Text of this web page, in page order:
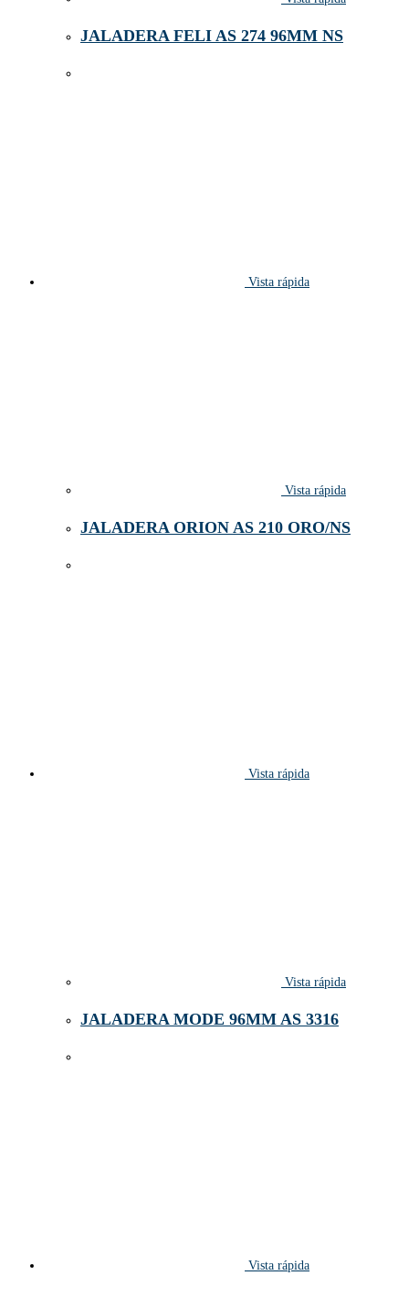
JALADERA FELI AS 274 96MM NS
Vista rápida
Vista rápida
JALADERA ORION AS 210 ORO/NS
Vista rápida
Vista rápida
JALADERA MODE 96MM AS 3316
Vista rápida